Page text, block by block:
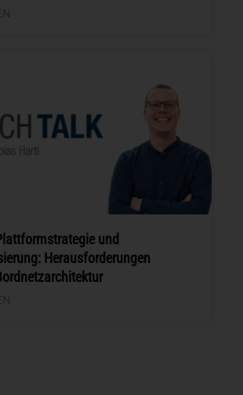
und
Herausforderungen